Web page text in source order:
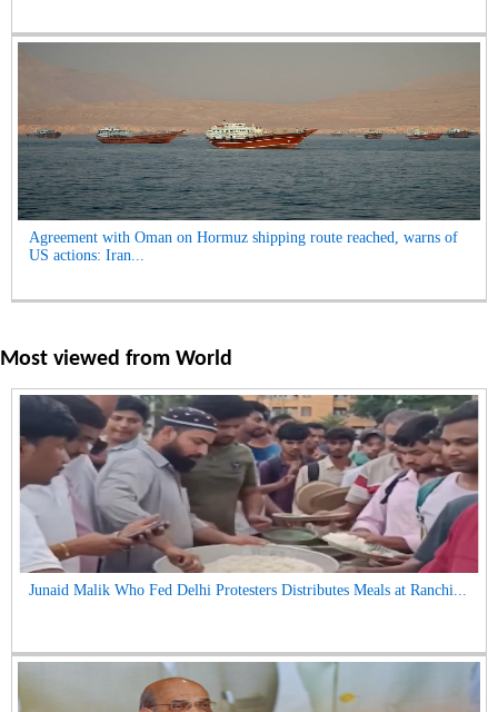
Agreement with Oman on Hormuz shipping route reached, warns of
US actions: Iran...
Most viewed from World
Junaid Malik Who Fed Delhi Protesters Distributes Meals at Ranchi...